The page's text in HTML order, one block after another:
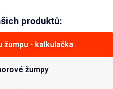
produktů:
žumpu - kalkulačka
žumpy